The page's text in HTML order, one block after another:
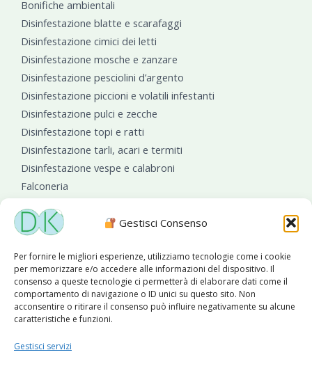
Gestisci Consenso
Per fornire le migliori esperienze, utilizziamo tecnologie come i cookie
per memorizzare e/o accedere alle informazioni del dispositivo. Il
consenso a queste tecnologie ci permetterà di elaborare dati come il
comportamento di navigazione o ID unici su questo sito. Non
acconsentire o ritirare il consenso può influire negativamente su alcune
caratteristiche e funzioni.
Gestisci servizi
Bonifiche ambientali
Disinfestazione blatte e scarafaggi
Disinfestazione cimici dei letti
Disinfestazione mosche e zanzare
Disinfestazione pesciolini d’argento
Disinfestazione piccioni e volatili infestanti
Disinfestazione pulci e zecche
Disinfestazione topi e ratti
Disinfestazione tarli, acari e termiti
Disinfestazione vespe e calabroni
Falconeria